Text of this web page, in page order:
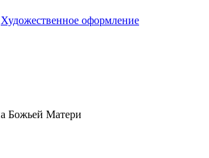
Художественное оформление
Божьей Матери